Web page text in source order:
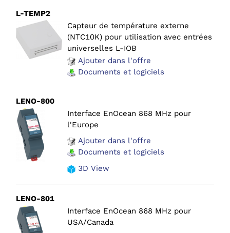
L-TEMP2
Capteur de température externe
(NTC10K) pour utilisation avec entrées
universelles L-IOB
Ajouter dans l'offre
Documents et logiciels
LENO-800
Interface EnOcean 868 MHz pour
l'Europe
Ajouter dans l'offre
Documents et logiciels
3D View
LENO-801
Interface EnOcean 868 MHz pour
USA/Canada